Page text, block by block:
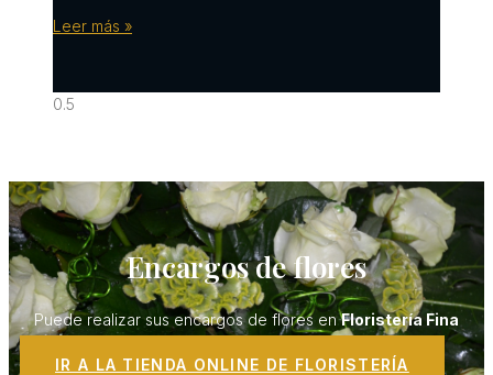
Leer más »
Encargos de flores
Puede realizar sus encargos de flores enFloristería Fina
IR A LA TIENDA ONLINE DE FLORISTERÍA